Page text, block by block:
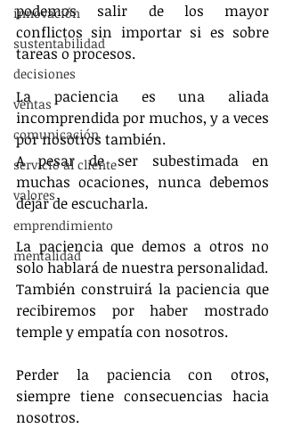
innovación
sustentabilidad
decisiones
ventas
comunicación
servicio al cliente
valores
emprendimiento
mentalidad
podemos salir de los mayor
conflictos sin importar si es sobre
tareas o procesos.
La paciencia es una aliada
incomprendida por muchos, y a veces
por nosotros también.
A pesar de ser subestimada en
muchas ocaciones, nunca debemos
dejar de escucharla.
La paciencia que demos a otros no
solo hablará de nuestra personalidad.
También construirá la paciencia que
recibiremos por haber mostrado
temple y empatía con nosotros.
Perder la paciencia con otros,
siempre tiene consecuencias hacia
nosotros.